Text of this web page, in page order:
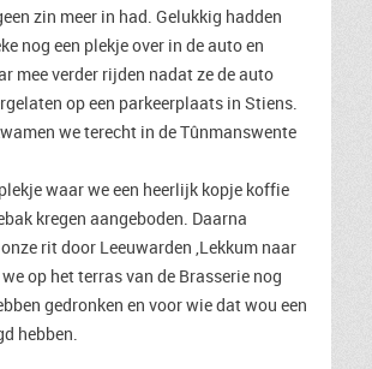
zin meer in had. Gelukkig hadden
nog een plekje over in de auto en
mee verder rijden nadat ze de auto
op een parkeerplaats in Stiens.
we terecht in de Tûnmanswente
waar we een heerlijk kopje koffie
kregen aangeboden. Daarna
rit door Leeuwarden ,Lekkum naar
op het terras van de Brasserie nog
gedronken en voor wie dat wou een
hebben.